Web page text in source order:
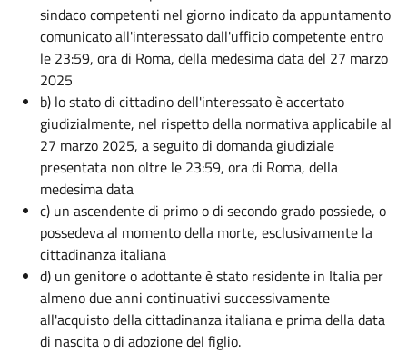
sindaco competenti nel giorno indicato da appuntamento
comunicato all'interessato dall'ufficio competente entro
le 23:59, ora di Roma, della medesima data del 27 marzo
2025
b) lo stato di cittadino dell'interessato è accertato
giudizialmente, nel rispetto della normativa applicabile al
27 marzo 2025, a seguito di domanda giudiziale
presentata non oltre le 23:59, ora di Roma, della
medesima data
c) un ascendente di primo o di secondo grado possiede, o
possedeva al momento della morte, esclusivamente la
cittadinanza italiana
d) un genitore o adottante è stato residente in Italia per
almeno due anni continuativi successivamente
all'acquisto della cittadinanza italiana e prima della data
di nascita o di adozione del figlio.